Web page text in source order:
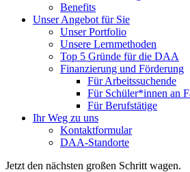
Benefits
Unser Angebot für Sie
Unser Portfolio
Unsere Lernmethoden
Top 5 Gründe für die DAA
Finanzierung und Förderung
Für Arbeitssuchende
Für Schüler*innen an
Für Berufstätige
Ihr Weg zu uns
Kontaktformular
DAA-Standorte
Jetzt den nächsten großen Schritt wagen.